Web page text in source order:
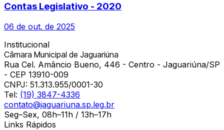
Contas Legislativo - 2020
06 de out. de 2025
Institucional
Câmara Municipal de Jaguariúna
Rua Cel. Amâncio Bueno, 446 - Centro - Jaguariúna/SP
- CEP 13910-009
CNPJ: 51.313.955/0001-30
Tel: (19) 3847-4336
contato@jaguariuna.sp.leg.br
Seg–Sex, 08h–11h / 13h–17h
Links Rápidos